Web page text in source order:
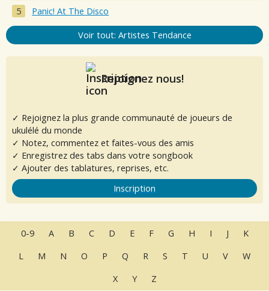
Panic! At The Disco
Voir tout: Artistes Tendance
Rejoignez nous!
✓ Rejoignez la plus grande communauté de joueurs de
ukulélé du monde
✓ Notez, commentez et faites-vous des amis
✓ Enregistrez des tabs dans votre songbook
✓ Ajouter des tablatures, reprises, etc.
Inscription
0-9 A B C D E F G H I J
K
L
M N O P Q R S T U V
W
X
Y Z